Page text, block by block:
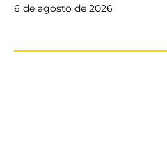
6 de agosto de 2026